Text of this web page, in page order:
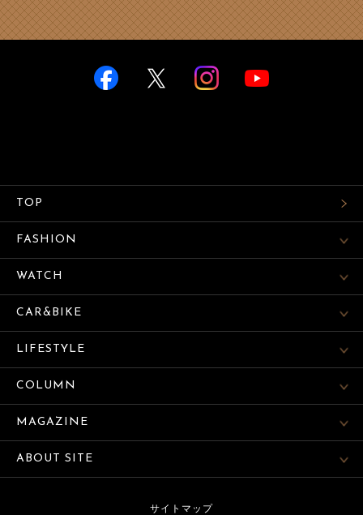
TOP
FASHION
WATCH
CAR&BIKE
LIFESTYLE
COLUMN
MAGAZINE
ABOUT SITE
サイトマップ